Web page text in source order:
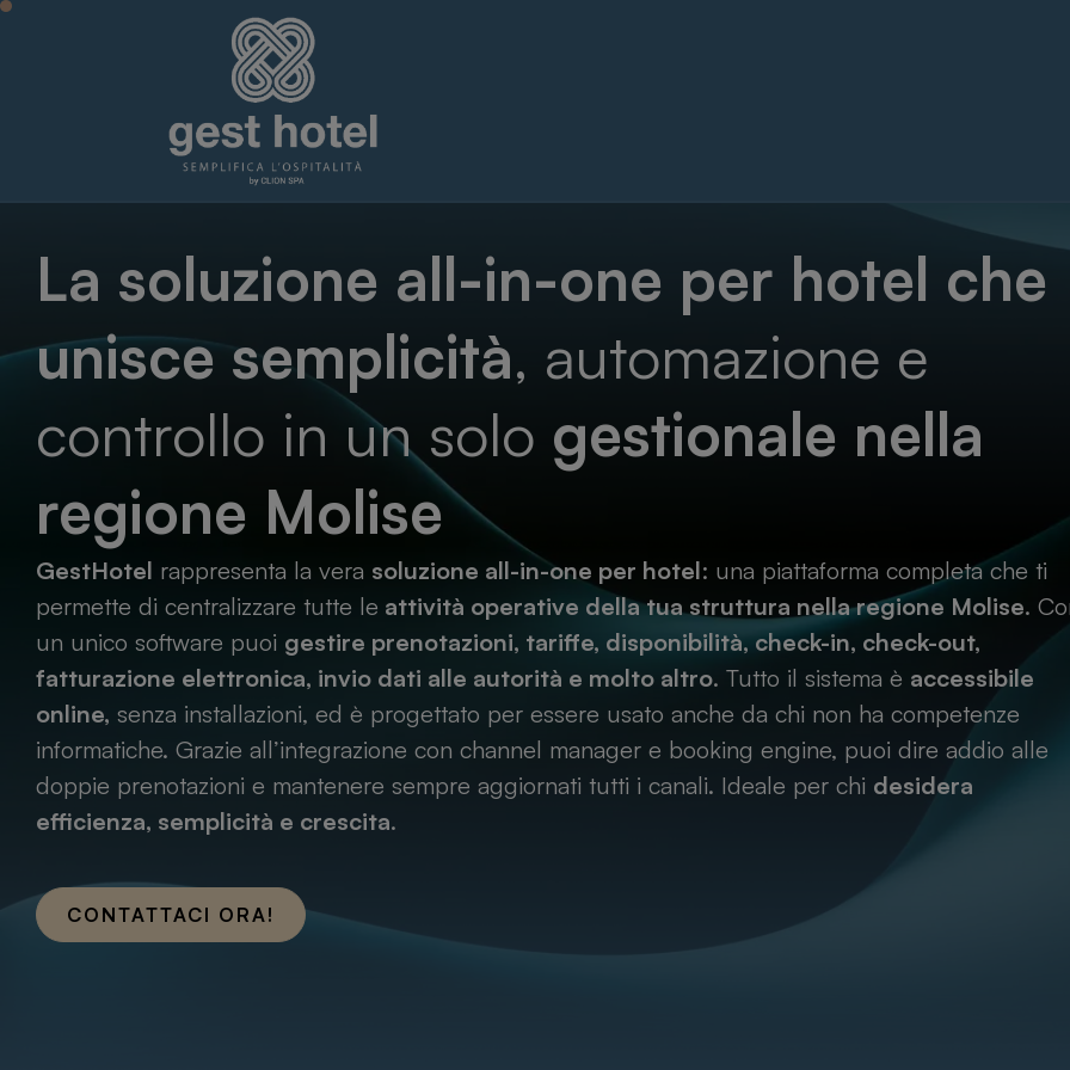
La soluzione all-in-one per hotel che
unisce semplicità, automazione e
controllo in un solo gestionale nella
regione Molise
GestHotel rappresenta la vera soluzione all-in-one per hotel: una piattaforma completa che ti
permette di centralizzare tutte le attività operative della tua struttura nella regione Molise.
un unico software puoi gestire prenotazioni, tariffe, disponibilità, check-in, check-out,
fatturazione elettronica, invio dati alle autorità e molto altro. Tutto il sistema è accessibile
online, senza installazioni, ed è progettato per essere usato anche da chi non ha competenze
informatiche. Grazie all’integrazione con channel manager e booking engine, puoi dire addio alle
doppie prenotazioni e mantenere sempre aggiornati tutti i canali. Ideale per chi desidera
efficienza, semplicità e crescita.
CONTATTACI ORA!